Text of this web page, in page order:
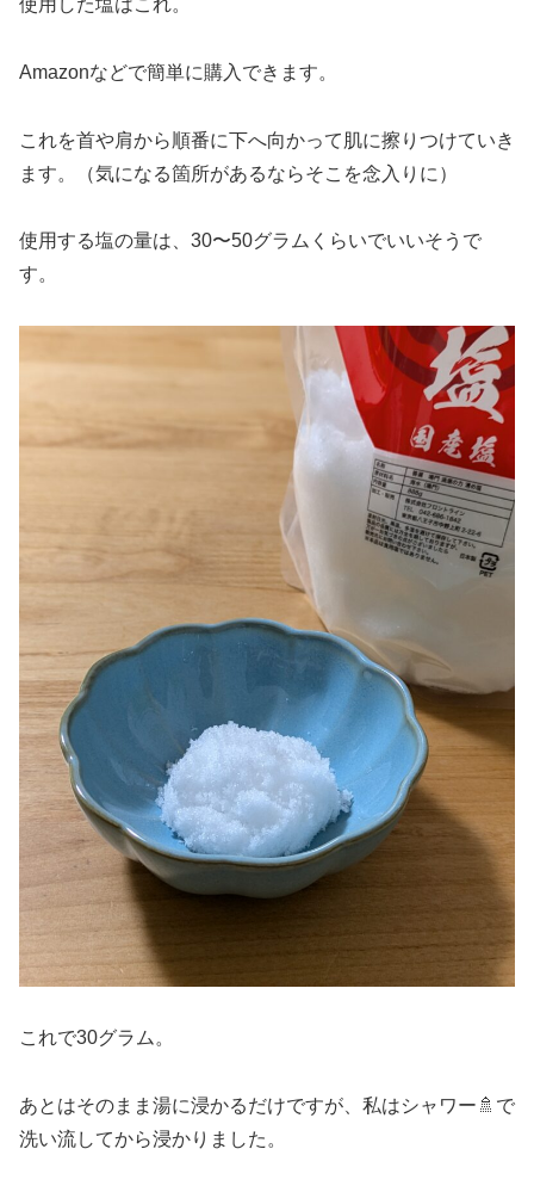
使用した塩はこれ。
Amazonなどで簡単に購入できます。
これを首や肩から順番に下へ向かって肌に擦りつけていき
ます。（気になる箇所があるならそこを念入りに）
使用する塩の量は、30〜50グラムくらいでいいそうで
す。
これで30グラム。
あとはそのまま湯に浸かるだけですが、私はシャワー🚿で
洗い流してから浸かりました。